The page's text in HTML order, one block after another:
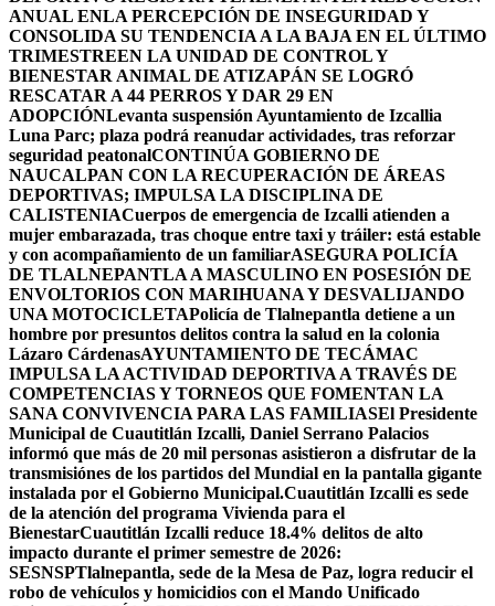
ANUAL ENLA PERCEPCIÓN DE INSEGURIDAD Y
CONSOLIDA SU TENDENCIA A LA BAJA EN EL ÚLTIMO
TRIMESTREEN LA UNIDAD DE CONTROL Y
BIENESTAR ANIMAL DE ATIZAPÁN SE LOGRÓ
RESCATAR A 44 PERROS Y DAR 29 EN
ADOPCIÓNLevanta suspensión Ayuntamiento de Izcallia
Luna Parc; plaza podrá reanudar actividades, tras reforzar
seguridad peatonalCONTINÚA GOBIERNO DE
NAUCALPAN CON LA RECUPERACIÓN DE ÁREAS
DEPORTIVAS; IMPULSA LA DISCIPLINA DE
CALISTENIACuerpos de emergencia de Izcalli atienden a
mujer embarazada, tras choque entre taxi y tráiler: está estable
y con acompañamiento de un familiarASEGURA POLICÍA
DE TLALNEPANTLA A MASCULINO EN POSESIÓN DE
ENVOLTORIOS CON MARIHUANA Y DESVALIJANDO
UNA MOTOCICLETAPolicía de Tlalnepantla detiene a un
hombre por presuntos delitos contra la salud en la colonia
Lázaro CárdenasAYUNTAMIENTO DE TECÁMAC
IMPULSA LA ACTIVIDAD DEPORTIVA A TRAVÉS DE
COMPETENCIAS Y TORNEOS QUE FOMENTAN LA
SANA CONVIVENCIA PARA LAS FAMILIASEl Presidente
Municipal de Cuautitlán Izcalli, Daniel Serrano Palacios
informó que más de 20 mil personas asistieron a disfrutar de la
transmisiónes de los partidos del Mundial en la pantalla gigante
instalada por el Gobierno Municipal.Cuautitlán Izcalli es sede
de la atención del programa Vivienda para el
BienestarCuautitlán Izcalli reduce 18.4% delitos de alto
impacto durante el primer semestre de 2026:
SESNSPTlalnepantla, sede de la Mesa de Paz, logra reducir el
robo de vehículos y homicidios con el Mando Unificado